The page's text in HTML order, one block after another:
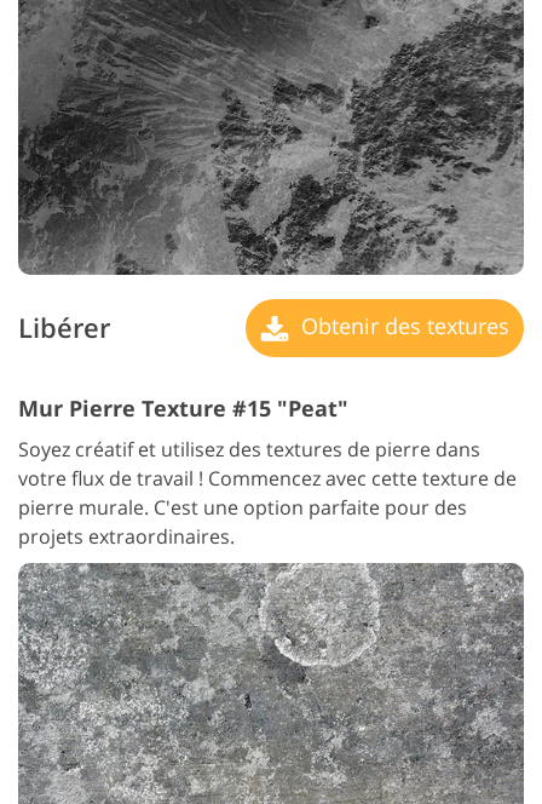
Libérer Obtenir des textures
Mur Pierre Texture #15 "Peat"
Soyez créatif et utilisez des textures de pierre dans
votre flux de travail ! Commencez avec cette texture de
pierre murale. C'est une option parfaite pour des
projets extraordinaires.